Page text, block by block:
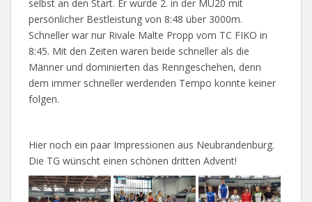
selbst an den Start. Er wurde 2. in der MU20 mit
persönlicher Bestleistung von 8:48 über 3000m.
Schneller war nur Rivale Malte Propp vom TC FIKO in
8:45. Mit den Zeiten waren beide schneller als die
Männer und dominierten das Renngeschehen, denn
dem immer schneller werdenden Tempo konnte keiner
folgen.
Hier noch ein paar Impressionen aus Neubrandenburg.
Die TG wünscht einen schönen dritten Advent!